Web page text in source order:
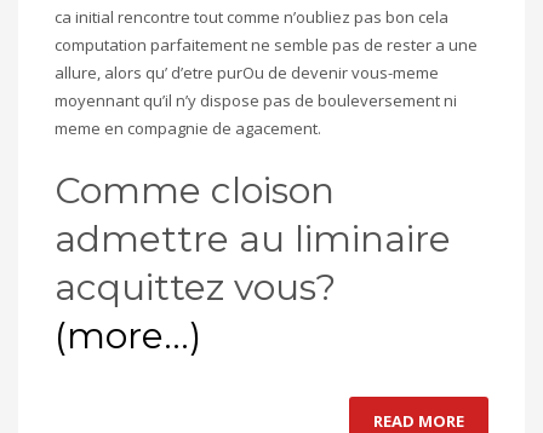
ca initial rencontre tout comme n’oubliez pas bon cela
computation parfaitement ne semble pas de rester a une
allure, alors qu’ d’etre purOu de devenir vous-meme
moyennant qu’il n’y dispose pas de bouleversement ni
meme en compagnie de agacement.
Comme cloison
admettre au liminaire
acquittez vous?
(more…)
READ MORE